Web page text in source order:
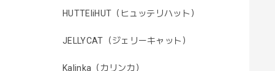
HUTTEliHUT（ヒュッテリハット）
JELLYCAT（ジェリーキャット）
Kalinka（カリンカ）